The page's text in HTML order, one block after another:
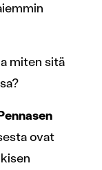
miten sitä
ovat